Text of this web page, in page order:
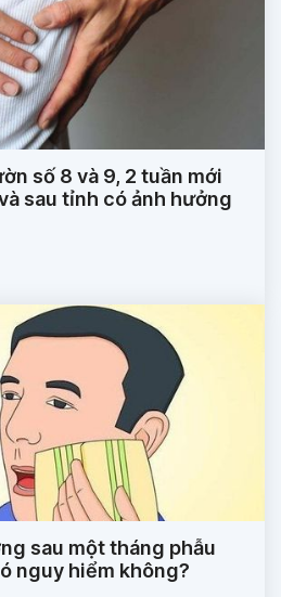
số 8 và 9, 2 tuần mới
sau tỉnh có ảnh hưởng
sau một tháng phẫu
nguy hiểm không?